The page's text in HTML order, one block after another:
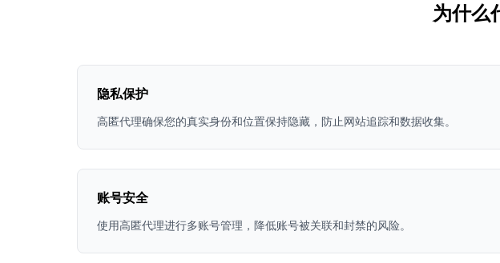
为什么
隐私保护
高匿代理确保您的真实身份和位置保持隐藏，防止网站追踪和数据收集。
账号安全
使用高匿代理进行多账号管理，降低账号被关联和封禁的风险。